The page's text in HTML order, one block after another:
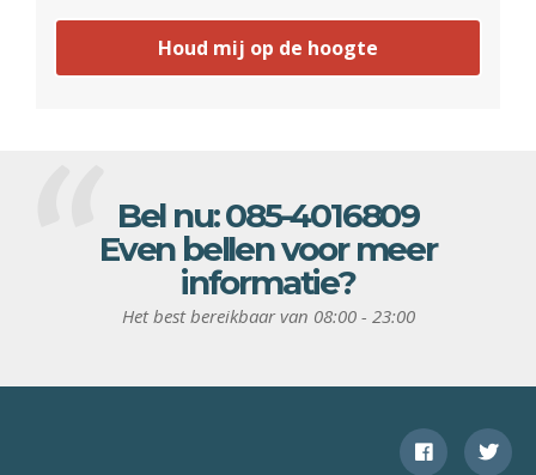
Houd mij op de hoogte
Bel nu:085-4016809
Even bellen voor meer
informatie?
Het best bereikbaar van 08:00 - 23:00